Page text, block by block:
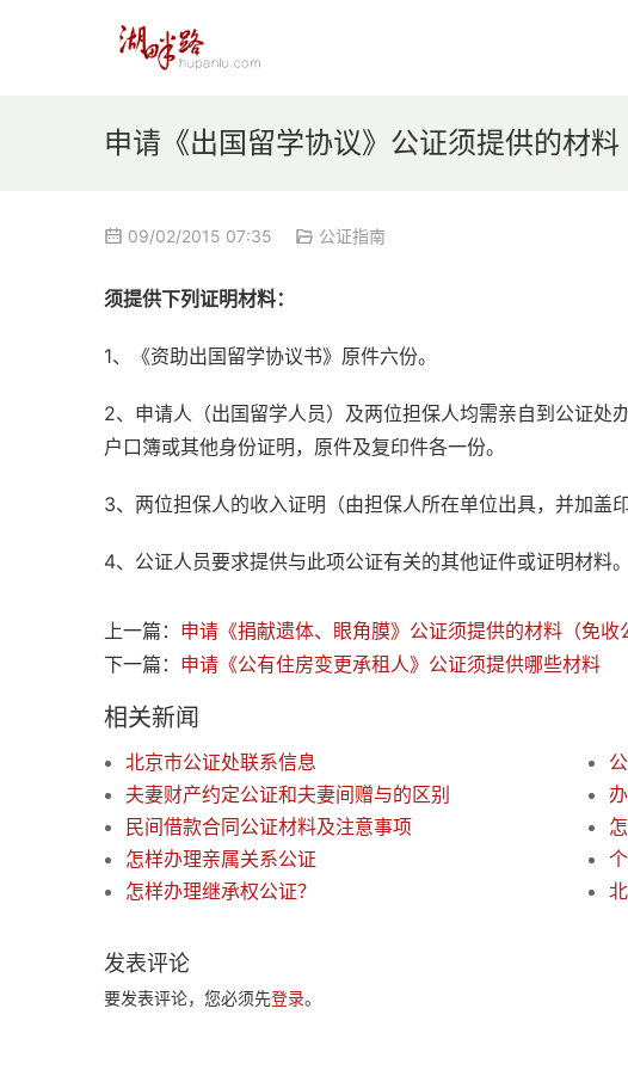
申请《出国留学协议》公证须提供的材料
09/02/2015 07:35 公证指南
须提供下列证明材料：
1、《资助出国留学协议书》原件六份。
2、申请人（出国留学人员）及两位担保人均需亲自到公证处
户口簿或其他身份证明，原件及复印件各一份。
3、两位担保人的收入证明（由担保人所在单位出具，并加盖印
4、公证人员要求提供与此项公证有关的其他证件或证明材料。
上一篇： 申请《捐献遗体、眼角膜》公证须提供的材料（免收
下一篇： 申请《公有住房变更承租人》公证须提供哪些材料
相关新闻
北京市公证处联系信息
夫妻财产约定公证和夫妻间赠与的区别
民间借款合同公证材料及注意事项
怎样办理亲属关系公证
怎样办理继承权公证？
发表评论
要发表评论，您必须先登录。